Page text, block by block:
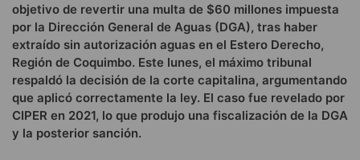
objetivo de revertir una multa de $60 millones impuesta
por la Dirección General de Aguas (DGA), tras haber
extraído sin autorización aguas en el Estero Derecho,
Región de Coquimbo. Este lunes, el máximo tribunal
respaldó la decisión de la corte capitalina, argumentando
que aplicó correctamente la ley. El caso fue revelado por
CIPER en 2021, lo que produjo una fiscalización de la DGA
y la posterior sanción.